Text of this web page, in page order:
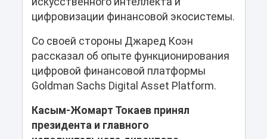
цифровизации финансовой экосистемы.
Со своей стороны Джаред Коэн
рассказал об опыте функционирования
цифровой финансовой платформы
Goldman Sachs Digital Asset Platform.
Касым-Жомарт Токаев принял
президента и главного